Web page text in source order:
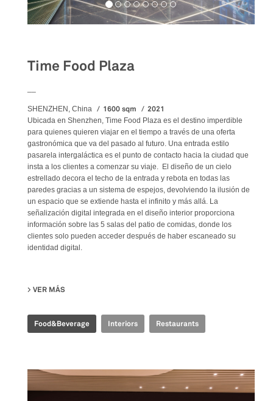
Time Food Plaza
SHENZHEN, China 1600 sqm 2021
Ubicada en Shenzhen, Time Food Plaza es el destino imperdible
para quienes quieren viajar en el tiempo a través de una oferta
gastronómica que va del pasado al futuro. Una entrada estilo
pasarela intergaláctica es el punto de contacto hacia la ciudad que
insta a los clientes a comenzar su viaje. El diseño de un cielo
estrellado decora el techo de la entrada y rebota en todas las
paredes gracias a un sistema de espejos, devolviendo la ilusión de
un espacio que se extiende hasta el infinito y más allá. La
señalización digital integrada en el diseño interior proporciona
información sobre las 5 salas del patio de comidas, donde los
clientes solo pueden acceder después de haber escaneado su
identidad digital.
VER MÁS
Food&Beverage Interiors Restaurants